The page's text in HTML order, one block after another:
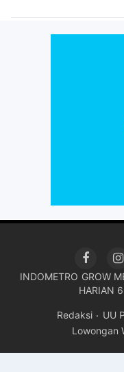
INDOMETRO GROW
HARIAN
Redaksi UU
Lowongan